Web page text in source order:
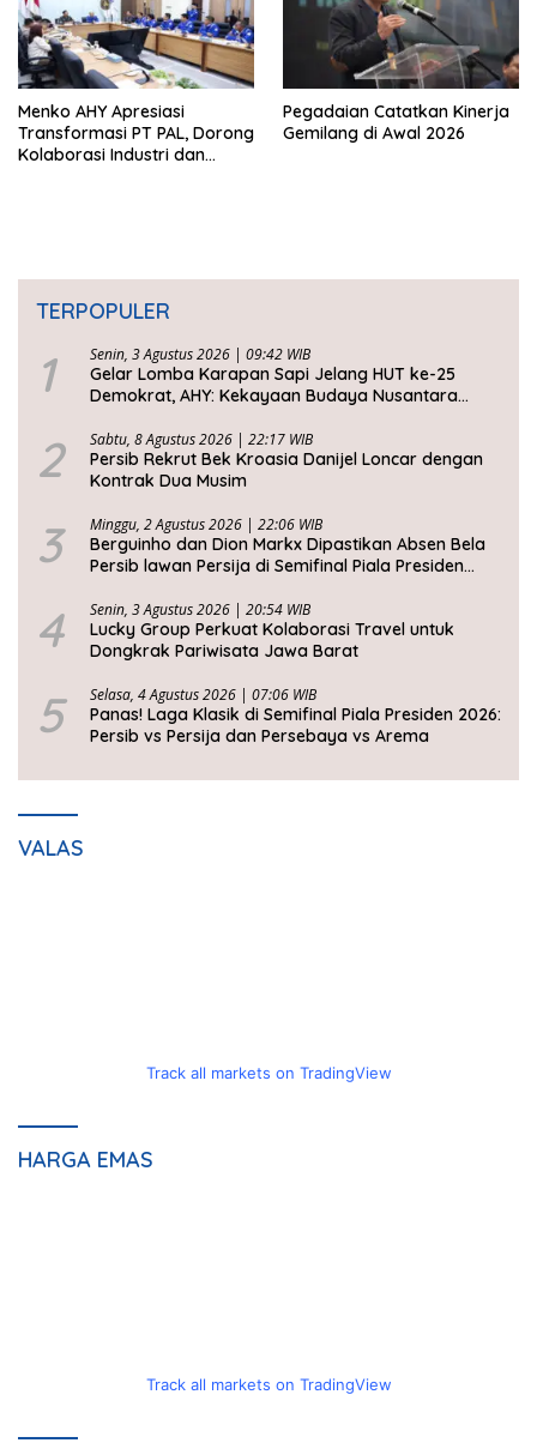
Menko AHY Apresiasi
Transformasi PT PAL, Dorong
Kolaborasi Industri dan
Pegadaian Catatkan Kinerja
Gemilang di Awal 2026
TERPOPULER
1 Senin, 3 Agustus 2026 | 09:42 WIB
Gelar Lomba Karapan Sapi Jelang HUT ke-25
Demokrat, AHY: Kekayaan Budaya Nusantara
2 Sabtu, 8 Agustus 2026 | 22:17 WIB
Persib Rekrut Bek Kroasia Danijel Loncar dengan
Kontrak Dua Musim
3 Minggu, 2 Agustus 2026 | 22:06 WIB
Berguinho dan Dion Markx Dipastikan Absen Bela
Persib lawan Persija di Semifinal Piala Presiden
4 Senin, 3 Agustus 2026 | 20:54 WIB
Lucky Group Perkuat Kolaborasi Travel untuk
Dongkrak Pariwisata Jawa Barat
5 Selasa, 4 Agustus 2026 | 07:06 WIB
Panas! Laga Klasik di Semifinal Piala Presiden 2026:
Persib vs Persija dan Persebaya vs Arema
VALAS
Track all markets on TradingView
HARGA EMAS
Track all markets on TradingView